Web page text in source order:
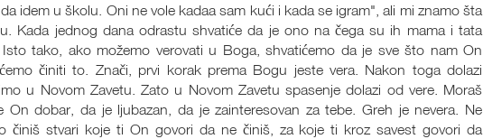
idem u školu. Oni ne vole kadaa sam kući i kada se igram", ali mi znamo šta
Kada jednog dana odrastu shvatiće da je ono na čega su ih mama i tata
tako, ako možemo verovati u Boga, shvatićemo da je sve što nam On
činiti to. Znači, prvi korak prema Bogu jeste vera. Nakon toga dolazi
u Novom Zavetu. Zato u Novom Zavetu spasenje dolazi od vere. Moraš
On dobar, da je ljubazan, da je zainteresovan za tebe. Greh je nevera. Ne
činiš stvari koje ti On govori da ne činiš, za koje ti kroz savest govori da